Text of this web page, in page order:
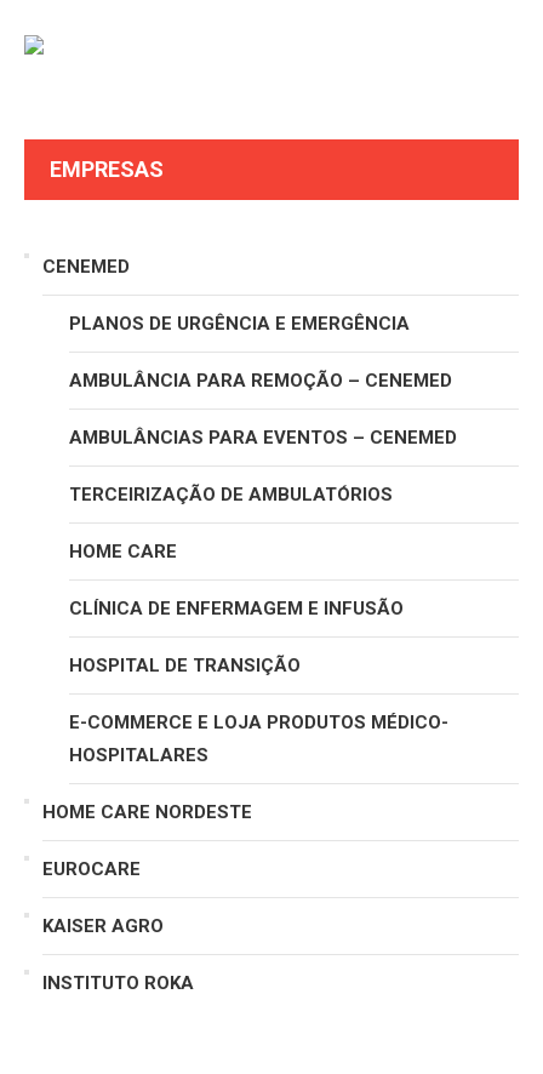
EMPRESAS
CENEMED
PLANOS DE URGÊNCIA E EMERGÊNCIA
AMBULÂNCIA PARA REMOÇÃO – CENEMED
AMBULÂNCIAS PARA EVENTOS – CENEMED
TERCEIRIZAÇÃO DE AMBULATÓRIOS
HOME CARE
CLÍNICA DE ENFERMAGEM E INFUSÃO
HOSPITAL DE TRANSIÇÃO
E-COMMERCE E LOJA PRODUTOS MÉDICO-
HOSPITALARES
HOME CARE NORDESTE
EUROCARE
KAISER AGRO
INSTITUTO ROKA